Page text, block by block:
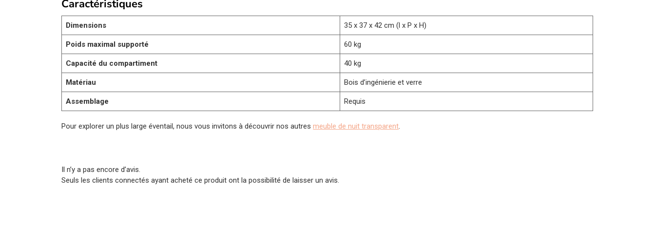
Caractéristiques
Dimensions 35 x 37 x 42 cm (l x P x H)
Poids maximal supporté 60 kg
Capacité du compartiment 40 kg
Matériau Bois d’ingénierie et verre
Assemblage Requis
Pour explorer un plus large éventail, nous vous invitons à découvrir nos autresmeuble de nuit transparent.
Il n’y a pas encore d’avis.
Seuls les clients connectés ayant acheté ce produit ont la possibilité de laisser un avis.